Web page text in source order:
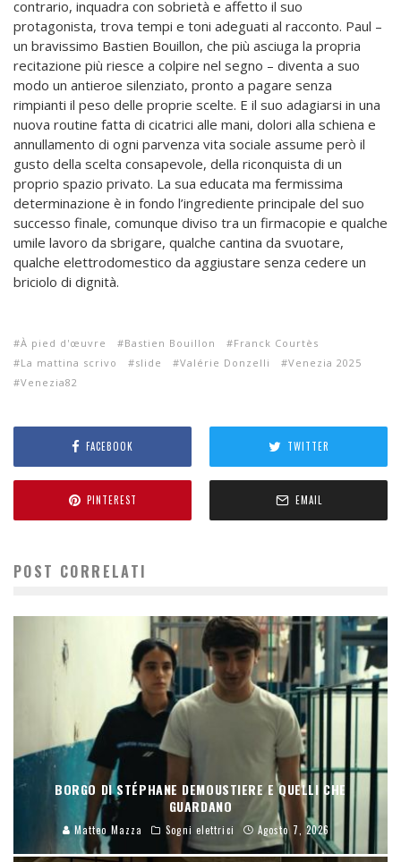
contrario, inquadra con sobrietà e affetto il suo
protagonista, trova tempi e toni adeguati al racconto. Paul –
un bravissimo Bastien Bouillon, che più asciuga la propria
recitazione più riesce a colpire nel segno – diventa a suo
modo un antieroe silenziato, pronto a pagare senza
rimpianti il peso delle proprie scelte. E il suo adagiarsi in una
nuova routine fatta di cicatrici alle mani, dolori alla schiena e
annullamento di ogni parvenza vita sociale assume però il
gusto della scelta consapevole, della riconquista di un
proprio spazio privato. La sua educata ma fermissima
determinazione è in fondo l’ingrediente principale del suo
successo finale, comunque diviso tra un firmacopie e qualche
umile lavoro da sbrigare, qualche cantina da svuotare,
qualche elettrodomestico da aggiustare senza cedere un
briciolo di dignità.
À pied d'œuvre Bastien Bouillon
Franck Courtès
La mattina scrivo
slide Valérie Donzelli
Venezia 2025
Venezia82
FACEBOOK TWITTER
PINTEREST EMAIL
POST CORRELATI
BORGO DI STÉPHANE DEMOUSTIERE E QUELLI CHE
GUARDANO
Matteo Mazza Sogni elettrici Agosto 7, 2026